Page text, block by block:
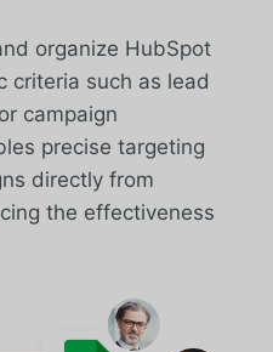
organize HubSpot
criteria such as lead
campaign
precise targeting
directly from
the effectiveness